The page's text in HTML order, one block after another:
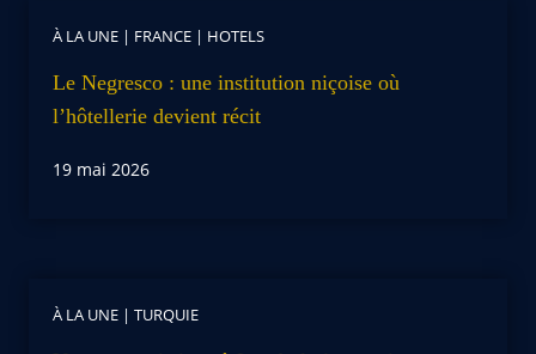
À LA UNE | FRANCE | HOTELS
Le Negresco : une institution niçoise où
l’hôtellerie devient récit
19 mai 2026
À LA UNE | TURQUIE